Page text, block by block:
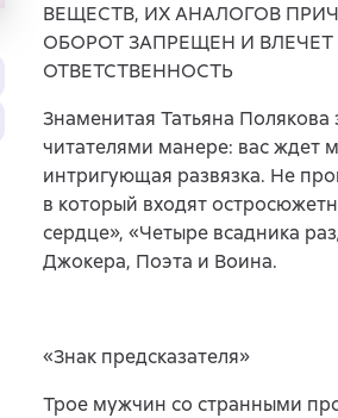
ВЕЩЕСТВ, ИХ АНАЛОГОВ
ОБОРОТ ЗАПРЕЩЕН И
ОТВЕТСТВЕННОСТЬ
Знаменитая Татьяна
читателями манере: вас ждет
интригующая развязка. Не
в который входят
сердце», «Четыре всадника
Джокера, Поэта и Воина.
«Знак предсказателя»
Трое мужчин со странными